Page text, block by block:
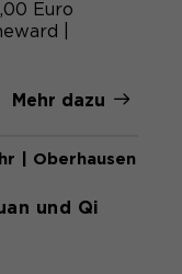
Euro
|
Mehr dazu
| Oberhausen
und Qi